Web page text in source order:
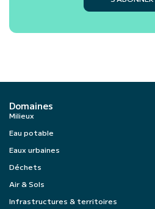
Domaines
Milieux
Eau potable
Eaux urbaines
Déchets
Air & Sols
Infrastructures & territoires